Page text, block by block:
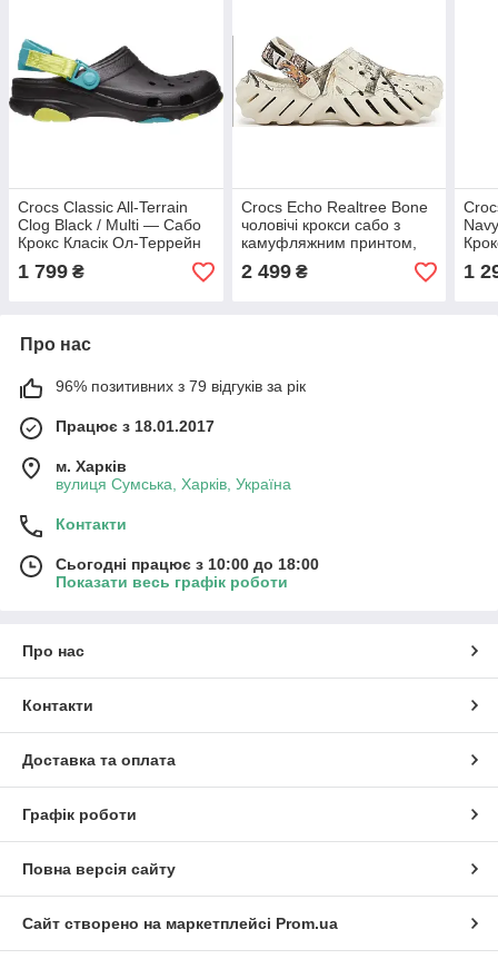
Crocs Classic All-Terrain
Clog Black / Multi — Сабо
Крокс Класік Ол-Террейн
Чорні з Яскравими
Вставками — Оригінал
1 799 ₴
Crocs Echo Realtree Bone
чоловічі крокси сабо з
камуфляжним принтом,
оригінал
2 499₴ 1
Про нас
96% позитивних з 79 відгуків за рік
Працює з 18.01.2017
м. Харків
вулиця Сумська, Харків, Україна
Контакти
Сьогодні працює з 10:00 до 18:00
Показати весь графік роботи
Про нас
Контакти
Доставка та оплата
Графік роботи
Повна версія сайту
Сайт створено на маркетплейсі Prom.ua